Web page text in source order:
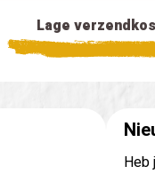
Lage
Heb